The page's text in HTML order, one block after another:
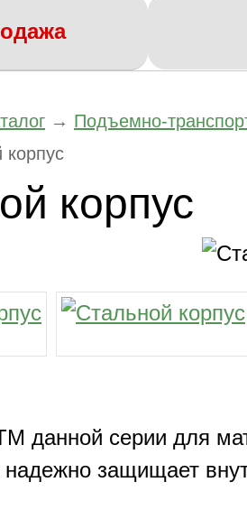
→ Подъемно-
корпус
корпус
данной серии для
надежно защищает